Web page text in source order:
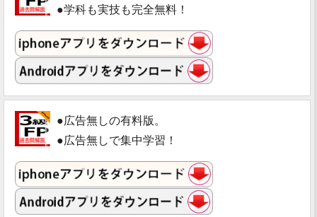
●学科も実技も完全無料！
●広告無しの有料版。
●広告無しで集中学習！